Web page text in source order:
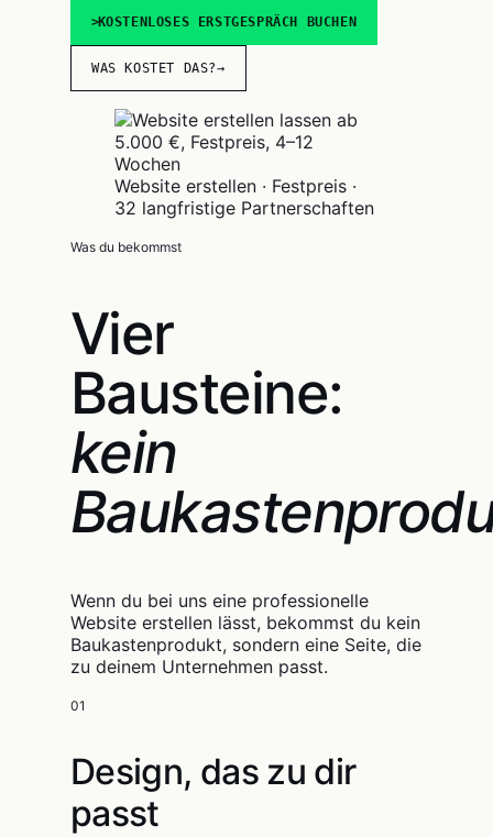
KOSTENLOSES ERSTGESPRÄCH BUCHEN
WAS KOSTET DAS?→
Website erstellen · Festpreis ·
32 langfristige Partnerschaften
Was du bekommst
Vier
Bausteine:
kein
Wenn du bei uns eine professionelle
Website erstellen lässt, bekommst du kein
Baukastenprodukt, sondern eine Seite, die
zu deinem Unternehmen passt.
01
Design, das zu dir
passt